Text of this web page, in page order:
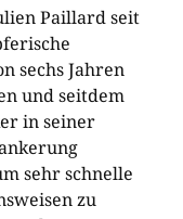
Paillard seit
sechs Jahren
und seitdem
in seiner
sehr schnelle
zu